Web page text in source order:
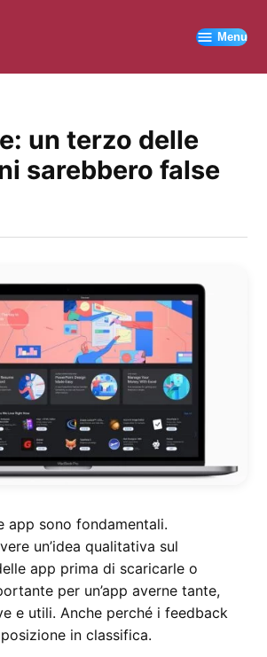
Menu
un terzo delle
sarebbero false
app sono fondamentali.
un’idea qualitativa sul
app prima di scaricarle o
per un’app averne tante,
e utili. Anche perché i feedback
in classifica.